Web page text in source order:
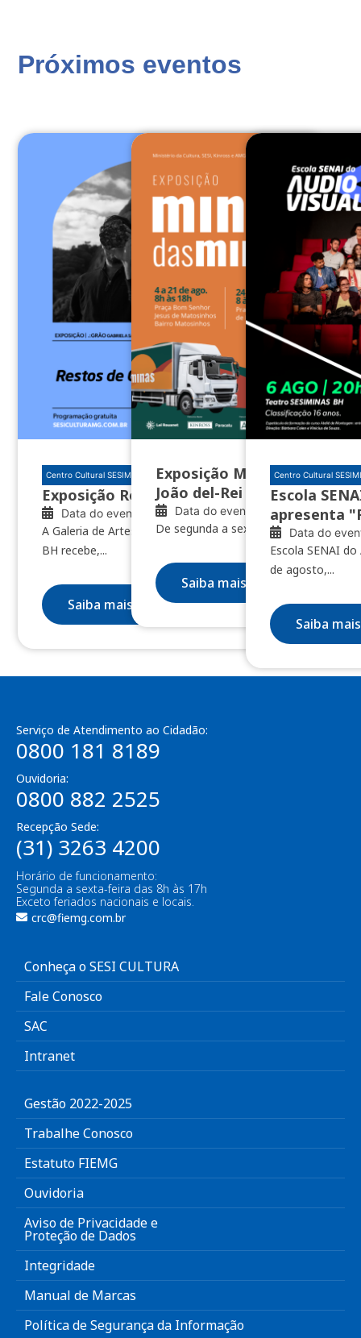
Próximos eventos
Centro Cultural SESIMINAS BH
Exposição Restos de clareúme
Data do evento: 10/07/2026
A Galeria de Artes do Centro Cultural SESIMINAS
BH recebe,...
Saiba mais
Exposição Minas das Minas
João del-Rei e Nazareno
Data do evento: 04/08/2026
De segunda a sexta, das 8h às 18h
Saiba mais
Centro Cultural
Escola
apresenta
Data do
Escola SENAI
de agosto,...
Saiba mais
Serviço de Atendimento ao Cidadão:
0800 181 8189
Ouvidoria:
0800 882 2525
Recepção Sede:
(31) 3263 4200
Horário de funcionamento:
Segunda a sexta-feira das 8h às 17h
Exceto feriados nacionais e locais.
crc@fiemg.com.br
Conheça o SESI CULTURA
Fale Conosco
SAC
Intranet
Gestão 2022-2025
Trabalhe Conosco
Estatuto FIEMG
Ouvidoria
Aviso de Privacidade e
Proteção de Dados
Integridade
Manual de Marcas
Política de Segurança da Informação